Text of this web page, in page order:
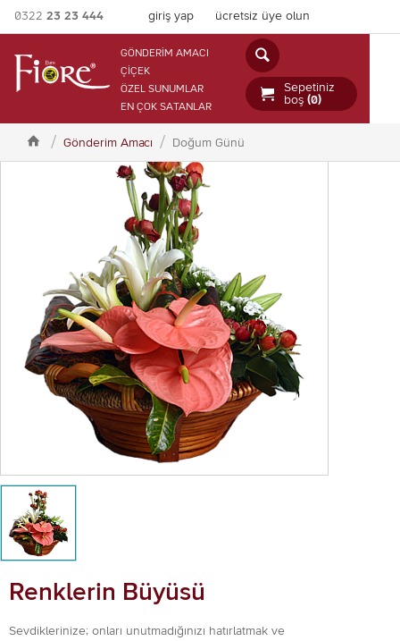
0322 23 23 444 giriş yap ücretsiz üye olun
GÖNDERİM AMACI
ÇİÇEK
ÖZEL SUNUMLAR
EN ÇOK SATANLAR


Sepetiniz
boş (0)
 Gönderim Amacı Doğum Günü
Renklerin Büyüsü
Sevdiklerinize; onları unutmadığınızı hatırlatmak ve